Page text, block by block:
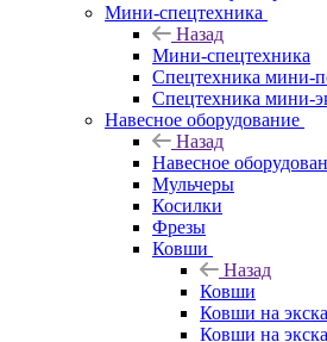
Мини-спецтехника
Назад
Мини-спецтехника
Спецтехника мини-
Спецтехника мини-
Навесное оборудование
Назад
Навесное
Мульчеры
Косилки
Фрезы
Ковши
Назад
Ковши
Ковши на
Ковши на